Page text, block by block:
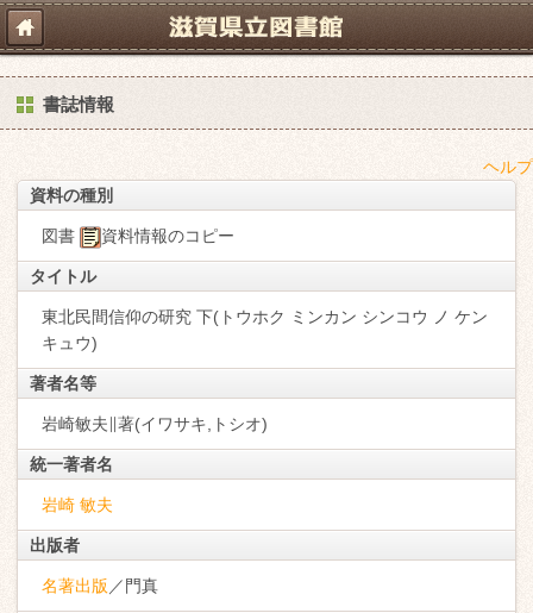
書誌情報
ヘルプ
資料の種別
図書 資料情報のコピー
タイトル
東北民間信仰の研究 下(トウホク ミンカン シンコウ ノ ケン
キュウ)
著者名等
岩崎敏夫∥著(イワサキ,トシオ)
統一著者名
岩崎 敏夫
出版者
名著出版 ／門真